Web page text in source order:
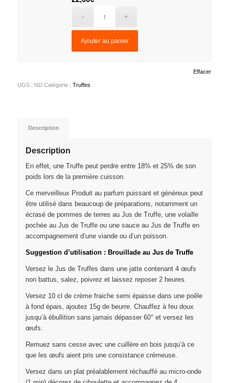
Effacer
Ajouter au panier
UGS : ND Catégorie : Truffes
Description
Description
En effet, une Truffe peut perdre entre 18% et 25% de son
poids lors de la première cuisson.
Ce merveilleux Produit au parfum puissant et généreux peut
être utilisé dans beaucoup de préparations, notamment un
écrasé de pommes de terres au Jus de Truffe, une volaille
pochée au Jus de Truffe ou une sauce au Jus de Truffe en
accompagnement d’une viande ou d’un poisson.
Suggestion d’utilisation : Brouillade au Jus de Truffe
Versez le Jus de Truffes dans une jatte contenant 4 œufs
non battus, salez, poivrez et laissez reposer 2 heures.
Versez 10 cl de crème fraiche semi épaisse dans une poêle
à fond épais, ajoutez 15g de beurre. Chauffez à feu doux
jusqu’à ébullition sans jamais dépasser 60° et versez les
œufs.
Remuez sans cesse avec une cuillère en bois jusqu’à ce
que les œufs aient pris une consistance crémeuse.
Versez dans un plat préalablement réchauffé au micro-onde